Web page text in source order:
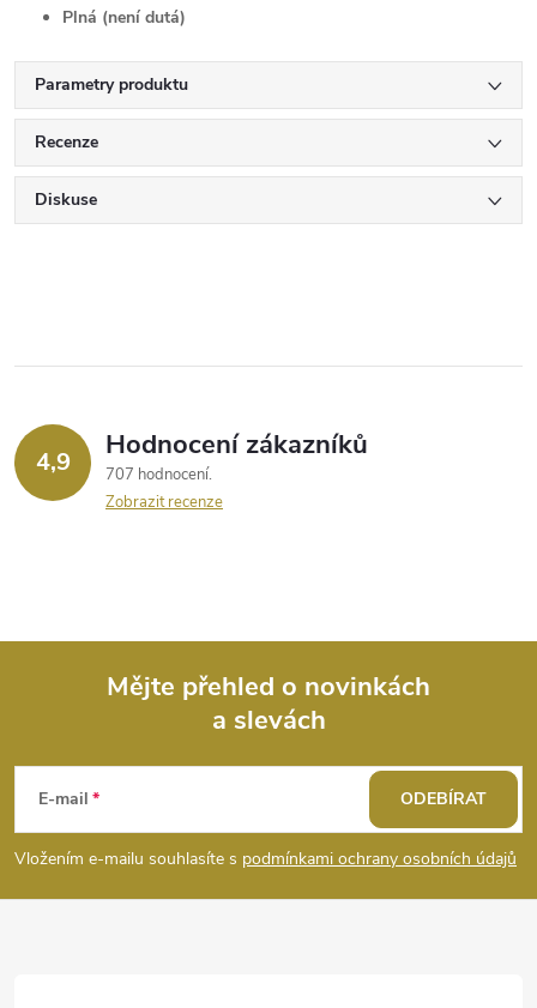
Plná (není dutá)
Parametry produktu
Recenze
Diskuse
4,9 Hodnocení zákazníků
707 hodnocení
Zobrazit recenze
p
a
Mějte přehled o novinkách
a slevách
E-mail
Vložením e-mailu souhlasíte s podmínkami ochrany osobních údajů
ODEBÍRAT